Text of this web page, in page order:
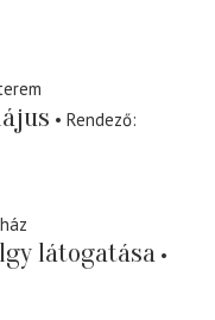
Rendező
látogatása